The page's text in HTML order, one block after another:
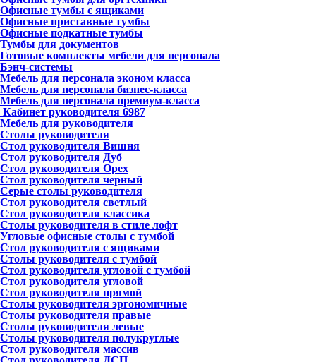
Офисные тумбы с ящиками
Офисные приставные тумбы
Офисные подкатные тумбы
Тумбы для документов
Готовые комплекты мебели для персонала
Бэнч-системы
Мебель для персонала эконом класса
Мебель для персонала бизнес-класса
Мебель для персонала премиум-класса
Кабинет руководителя 6987
Мебель для руководителя
Столы руководителя
Стол руководителя Вишня
Стол руководителя Дуб
Стол руководителя Орех
Стол руководителя черный
Серые столы руководителя
Стол руководителя светлый
Стол руководителя классика
Столы руководителя в стиле лофт
Угловые офисные столы с тумбой
Стол руководителя с ящиками
Столы руководителя с тумбой
Стол руководителя угловой с тумбой
Стол руководителя угловой
Стол руководителя прямой
Столы руководителя эргономичные
Столы руководителя правые
Столы руководителя левые
Столы руководителя полукруглые
Стол руководителя массив